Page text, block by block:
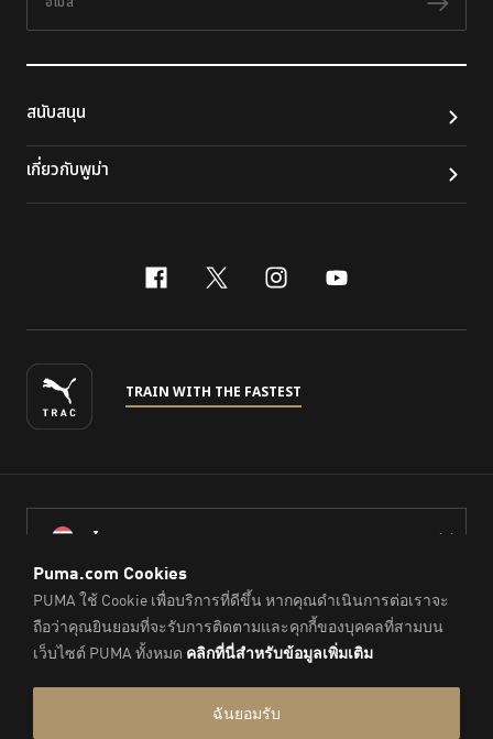
ติดต
สนับสนุน
เกี่ยวกับพูม่า
facebook
x-twitter
instagram
youtube
TRAIN WITH THE FASTEST
ไทย
© PUMA Sports (Thailand) Co., Ltd.,2026. All Rights Reserved.
Company Reg. No. 0105564148338